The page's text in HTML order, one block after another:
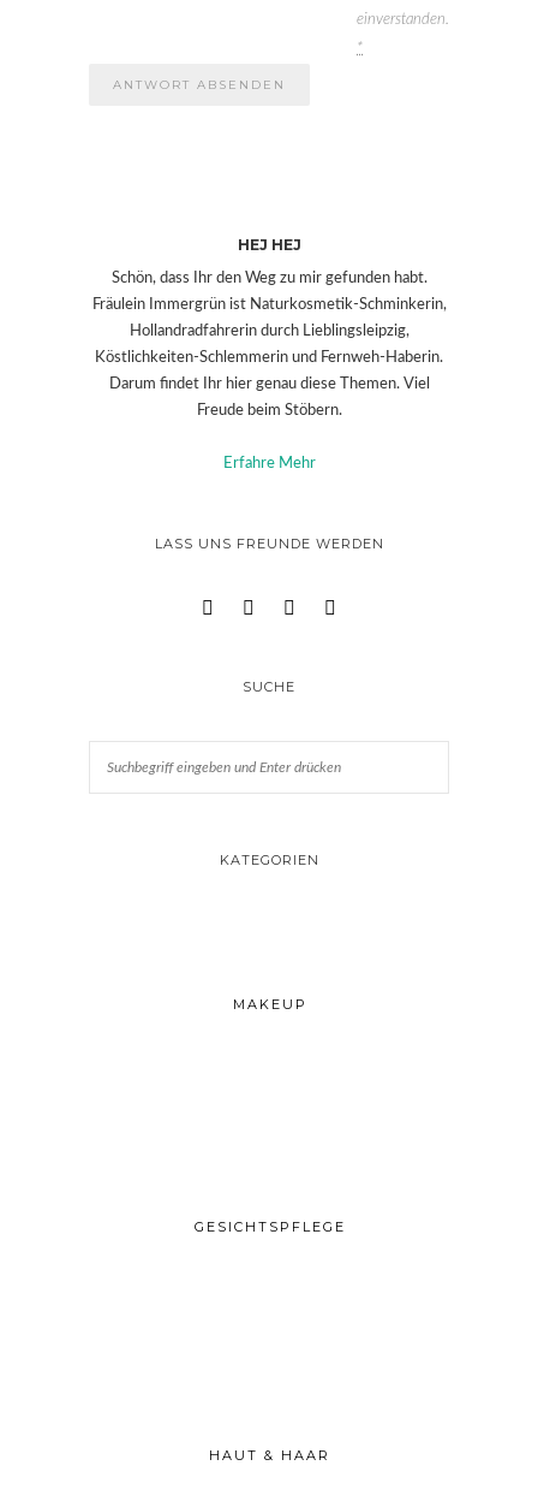
einverstanden.
*
HEJ HEJ
Schön, dass Ihr den Weg zu mir gefunden habt.
Fräulein Immergrün ist Naturkosmetik-Schminkerin,
Hollandradfahrerin durch Lieblingsleipzig,
Köstlichkeiten-Schlemmerin und Fernweh-Haberin.
Darum findet Ihr hier genau diese Themen. Viel
Freude beim Stöbern.
Erfahre Mehr
LASS UNS FREUNDE WERDEN
SUCHE
KATEGORIEN
MAKEUP
GESICHTSPFLEGE
HAUT & HAAR